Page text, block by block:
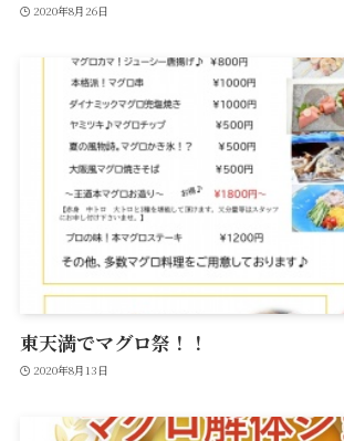
2020年8月26日
東天満でマグロ祭！！
2020年8月13日